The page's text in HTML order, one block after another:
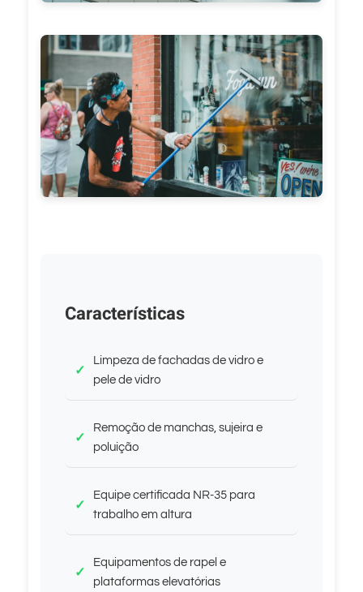
Características
Limpeza de fachadas de vidro e
pele de vidro
Remoção de manchas, sujeira e
poluição
Equipe certificada NR-35 para
trabalho em altura
Equipamentos de rapel e
plataformas elevatórias